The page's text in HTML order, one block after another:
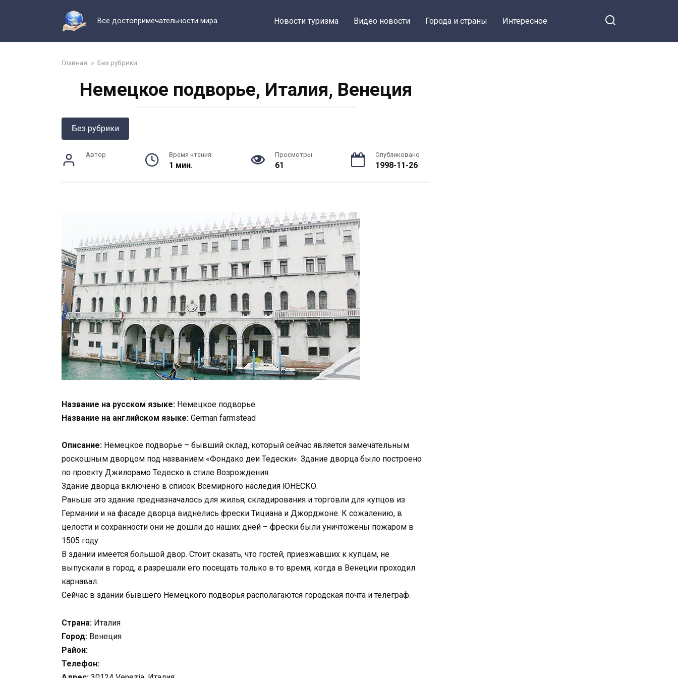
Все достопримечательности мира Новости туризма Видео новости Города и страны Интересное
Главная » Без рубрики
Немецкое подворье, Италия, Венеция
Без рубрики
Автор Время чтения
1 мин.
Просмотры
61
Опубликовано
1998-11-26
Название на русском языке: Немецкое подворье
Название на английском языке: German farmstead
Описание: Немецкое подворье – бывший склад, который сейчас является замечательным
роскошным дворцом под названием «Фондако деи Тедески». Здание дворца было построено
по проекту Джилорамо Тедеско в стиле Возрождения.
Здание дворца включено в список Всемирного наследия ЮНЕСКО.
Раньше это здание предназначалось для жилья, складирования и торговли для купцов из
Германии и на фасаде дворца виднелись фрески Тициана и Джорджоне. К сожалению, в
целости и сохранности они не дошли до наших дней – фрески были уничтожены пожаром в
1505 году.
В здании имеется большой двор. Стоит сказать, что гостей, приезжавших к купцам, не
выпускали в город, а разрешали его посещать только в то время, когда в Венеции проходил
карнавал.
Сейчас в здании бывшего Немецкого подворья располагаются городская почта и телеграф.
Страна: Италия
Город: Венеция
Район:
Телефон: